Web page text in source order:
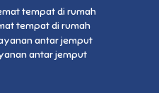
tempat di rumah
antar jemput